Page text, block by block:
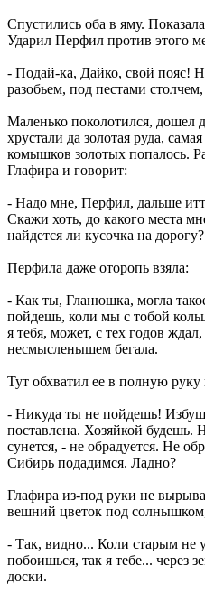
Спустились оба в яму.
Ударил Перфил против этого
- Подай-ка, Дайко, свой пояс!
разобьем, под пестами
Маленько поколотился, дошел
хрустали да золотая руда,
комышков золотых попалось.
Глафира и говорит:
- Надо мне, Перфил, дальше
Скажи хоть, до какого места
найдется ли кусочка на дорогу?
Перфила даже оторопь взяла:
- Как ты, Гланюшка, могла
пойдешь, коли мы с тобой
я тебя, может, с тех годов
несмысленышем бегала.
Тут обхватил ее в полную
- Никуда ты не пойдешь!
поставлена. Хозяйкой будешь.
сунется, - не обрадуется. Не
Сибирь подадимся. Ладно?
Глафира из-под руки не
вешний цветок под
- Так, видно... Коли старым не
побоишься, так я тебе... через
доски.